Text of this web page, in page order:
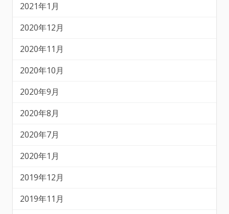
2021年1月
2020年12月
2020年11月
2020年10月
2020年9月
2020年8月
2020年7月
2020年1月
2019年12月
2019年11月